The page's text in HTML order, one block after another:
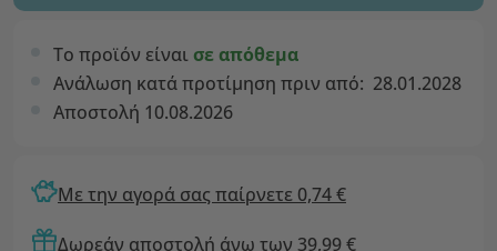
Το προϊόν είναι σε απόθεμα
Ανάλωση κατά προτίμηση πριν από: 28.01.2028
Αποστολή 10.08.2026
Με την αγορά σας παίρνετε 0,74 €
Δωρεάν αποστολή άνω των 39,99 €